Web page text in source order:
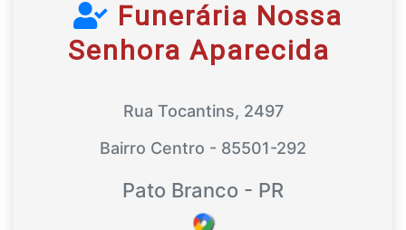
Funerária Nossa
Senhora Aparecida
Rua Tocantins, 2497
Bairro Centro - 85501-292
Pato Branco - PR